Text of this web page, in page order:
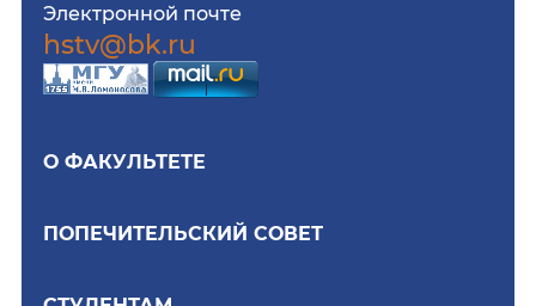
Электронной почте
hstv@bk.ru
О ФАКУЛЬТЕТЕ
ПОПЕЧИТЕЛЬСКИЙ СОВЕТ